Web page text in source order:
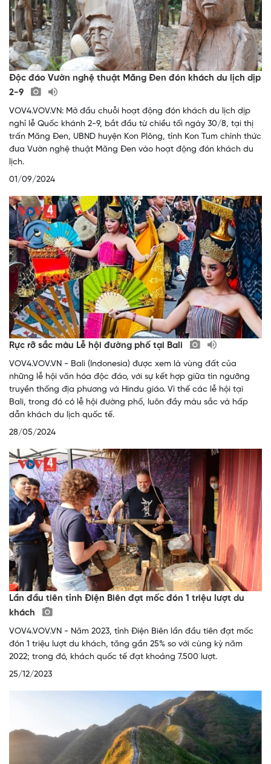
Độc đáo Vườn nghệ thuật Măng Đen đón khách du lịch dịp
2-9
VOV4.VOV.VN: Mở đầu chuỗi hoạt động đón khách du lịch dịp
nghỉ lễ Quốc khánh 2-9, bắt đầu từ chiều tối ngày 30/8, tại thị
trấn Măng Đen, UBND huyện Kon Plông, tỉnh Kon Tum chính thức
đưa Vườn nghệ thuật Măng Đen vào hoạt động đón khách du
lịch.
01/09/2024
Rực rỡ sắc màu Lễ hội đường phố tại Bali
VOV4.VOV.VN - Bali (Indonesia) được xem là vùng đất của
những lễ hội văn hóa độc đáo, với sự kết hợp giữa tín ngưỡng
truyền thống địa phương và Hindu giáo. Vì thế các lễ hội tại
Bali, trong đó có lễ hội đường phố, luôn đầy màu sắc và hấp
dẫn khách du lịch quốc tế.
28/05/2024
Lần đầu tiên tỉnh Điện Biên đạt mốc đón 1 triệu lượt du
khách
VOV4.VOV.VN - Năm 2023, tỉnh Điện Biên lần đầu tiên đạt mốc
đón 1 triệu lượt du khách, tăng gần 25% so với cùng kỳ năm
2022; trong đó, khách quốc tế đạt khoảng 7.500 lượt.
25/12/2023